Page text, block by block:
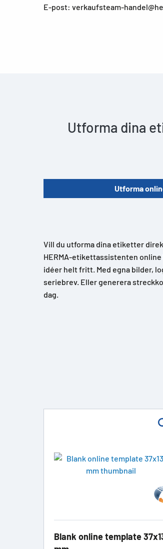
E-post: verkaufsteam-
Utforma dina
Utforma
Vill du utforma dina etiketter
HERMA-etikettassistenten online
idéer helt fritt. Med egna bilder,
seriebrev. Eller generera
dag.
Blank online template